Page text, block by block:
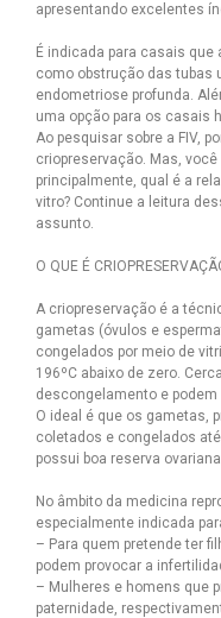
apresentando excelentes
É indicada para casais
como obstrução das tubas
endometriose profunda.
uma opção para os casais
Ao pesquisar sobre a FIV,
criopreservação. Mas,
principalmente, qual é a
vitro? Continue a leitura
assunto.
O QUE É
A criopreservação é a
gametas (óvulos e
congelados por meio de
196ºC abaixo de zero.
descongelamento e
O ideal é que os gametas,
coletados e congelados
possui boa reserva
No âmbito da medicina
especialmente indicada
– Para quem pretende ter
podem provocar a
– Mulheres e homens que
paternidade,